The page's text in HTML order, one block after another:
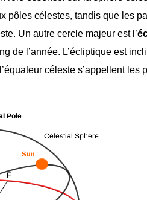
pôles célestes, tandis que les
Un autre cercle majeur est l’
de l’année. L’écliptique est
céleste s’appellent les